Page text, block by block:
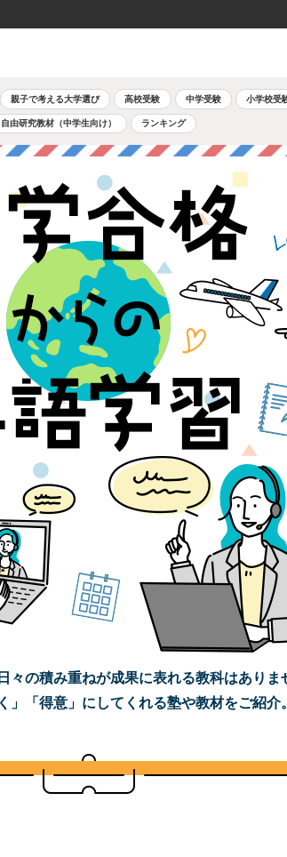
親子で考える大学選び 高校受験 中学受験 小学校受
自由研究教材（中学生向け） ランキング
々の積み重ねが成果に表れる教科はありま
」「得意」にしてくれる塾や教材をご紹介